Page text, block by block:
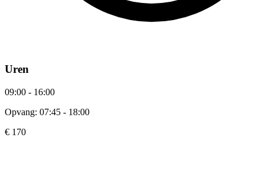
Uren
09:00 - 16:00
Opvang: 07:45 - 18:00
€ 170